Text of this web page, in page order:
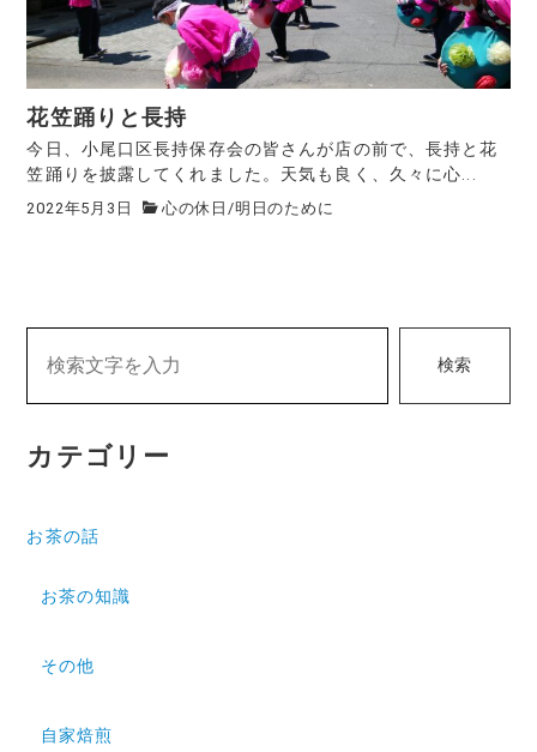
花笠踊りと長持
今日、小尾口区長持保存会の皆さんが店の前で、長持と花
笠踊りを披露してくれました。天気も良く、久々に心...
2022年5月3日 心の休日 /明日のために
検索
カテゴリー
お茶の話
お茶の知識
その他
自家焙煎